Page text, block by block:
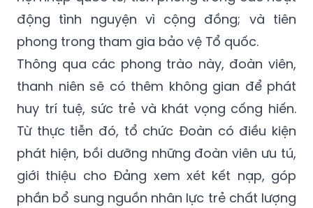
động tình nguyện vì cộng đồng; và tiên
phong trong tham gia bảo vệ Tổ quốc.
Thông qua các phong trào này, đoàn viên,
thanh niên sẽ có thêm không gian để phát
huy trí tuệ, sức trẻ và khát vọng cống hiến.
Từ thực tiễn đó, tổ chức Đoàn có điều kiện
phát hiện, bồi dưỡng những đoàn viên ưu tú,
giới thiệu cho Đảng xem xét kết nạp, góp
phần bổ sung nguồn nhân lực trẻ chất lượng